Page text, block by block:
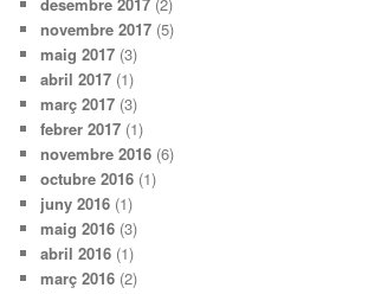
novembre 2017 (5)
maig 2017 (3)
abril 2017 (1)
març 2017 (3)
febrer 2017 (1)
novembre 2016 (6)
octubre 2016 (1)
juny 2016 (1)
maig 2016 (3)
abril 2016 (1)
març 2016 (2)